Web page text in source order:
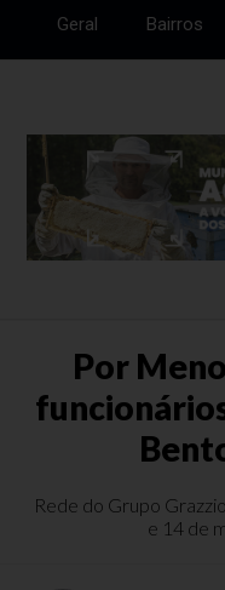
Geral Bairros
Por
Rede do Grupo
e 14 de